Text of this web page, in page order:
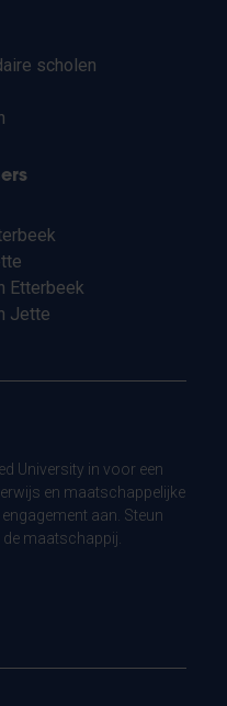
scholen
Etterbeek
Jette
University in voor een
en maatschappelijke
aan. Steun
maatschappij.